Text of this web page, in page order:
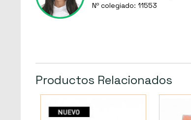
Nº colegiado: 11553
Productos Relacionados